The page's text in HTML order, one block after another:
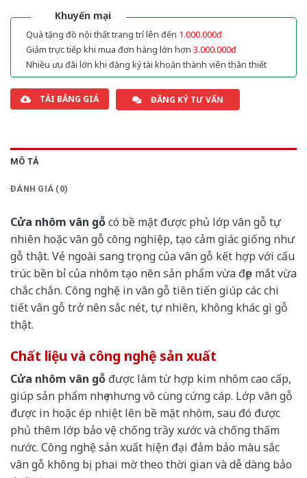
Khuyến mại
Quà tặng đồ nội thất trang trí lên đến 1.000.000đ
Giảm trực tiếp khi mua đơn hàng lớn hơn 3.000.000đ
Nhiều ưu đãi lớn khi đăng ký tài khoản thành viên thân thiết
TẢI BẢNG GIÁ ĐĂNG KÝ TƯ VẤN
MÔ TẢ
ĐÁNH GIÁ (0)
Cửa nhôm vân gỗcó bề mặt được phủ lớp vân gỗ tự
nhiên hoặc vân gỗ công nghiệp, tạo cảm giác giống như
gỗ thật. Vẻ ngoài sang trọng của vân gỗ kết hợp với cấu
trúc bền bỉ của nhôm tạo nên sản phẩm vừa đẹp mắt vừa
chắc chắn. Công nghệ in vân gỗ tiên tiến giúp các chi
tiết vân gỗ trở nên sắc nét, tự nhiên, không khác gì gỗ
thật.
Chất liệu và công nghệ sản xuất
Cửa nhôm vân gỗ được làm từ hợp kim nhôm cao cấp,
giúp sản phẩm nhẹ nhưng vô cùng cứng cáp. Lớp vân gỗ
được in hoặc ép nhiệt lên bề mặt nhôm, sau đó được
phủ thêm lớp bảo vệ chống trầy xước và chống thấm
nước. Công nghệ sản xuất hiện đại đảm bảo màu sắc
vân gỗ không bị phai mờ theo thời gian và dễ dàng bảo